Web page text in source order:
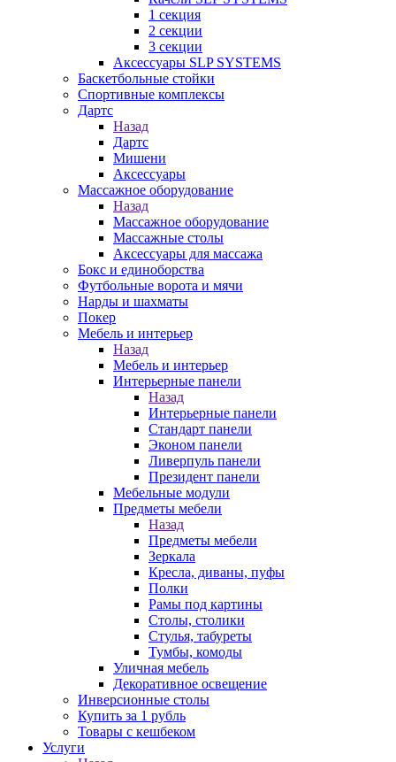
1 секция
2 секции
3 секции
Аксессуары SLP SYSTEMS
Баскетбольные стойки
Спортивные комплексы
Дартс
Назад
Дартс
Мишени
Аксессуары
Массажное оборудование
Назад
Массажное оборудование
Массажные столы
Аксессуары для массажа
Бокс и единоборства
Футбольные ворота и мячи
Нарды и шахматы
Покер
Мебель и интерьер
Назад
Мебель и интерьер
Интерьерные панели
Назад
Интерьерные панели
Стандарт панели
Эконом панели
Ливерпуль панели
Президент панели
Мебельные модули
Предметы мебели
Назад
Предметы мебели
Зеркала
Кресла, диваны, пуфы
Полки
Рамы под картины
Столы, столики
Стулья, табуреты
Тумбы, комоды
Уличная мебель
Декоративное освещение
Инверсионные столы
Купить за 1 рубль
Товары с кешбеком
Услуги